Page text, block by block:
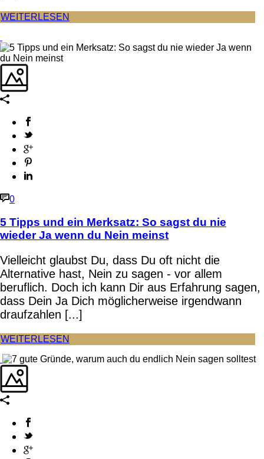
WEITERLESEN
0
5 Tipps und ein Merksatz: So sagst du nie
wieder Ja wenn du Nein meinst
Vielleicht glaubst Du, dass Du oft nicht die
Alternative hast, Nein zu sagen - vor allem
beruflich. Doch ich kann Dir aus Erfahrung sagen,
dass Dein Ja Dich möglicherweise irgendwann
draufzahlen [...]
WEITERLESEN